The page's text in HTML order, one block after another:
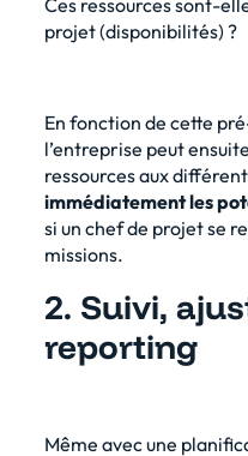
Ces ressources sont-
projet (disponibilités) ?
En fonction de cette
l’entreprise peut
ressources aux
immédiatement les
si un chef de projet se
missions.
2. Suivi,
reporting
Même avec une